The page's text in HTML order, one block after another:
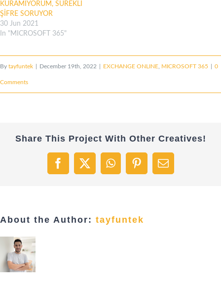
KURAMIYORUM, SÜREKLİ
ŞİFRE SORUYOR
30 Jun 2021
In "MICROSOFT 365"
By tayfuntek December 19th, 2022 EXCHANGE ONLINE MICROSOFT 365 0
Comments
Share This Project With Other Creatives!
Facebook
X WhatsAppPinterestEmail
About the Author: tayfuntek